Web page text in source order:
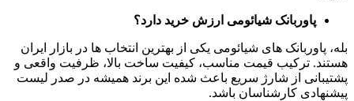
پاوربانک شیائومی ارزش خرید دارد؟
بله، پاوربانک های شیائومی یکی از بهترین انتخاب ها در بازار ایران
هستند. ترکیب قیمت مناسب، کیفیت ساخت بالا، ظرفیت واقعی و
پشتیبانی از شارژ سریع باعث شده این برند همیشه در صدر لیست
پیشنهادی کارشناسان باشد.